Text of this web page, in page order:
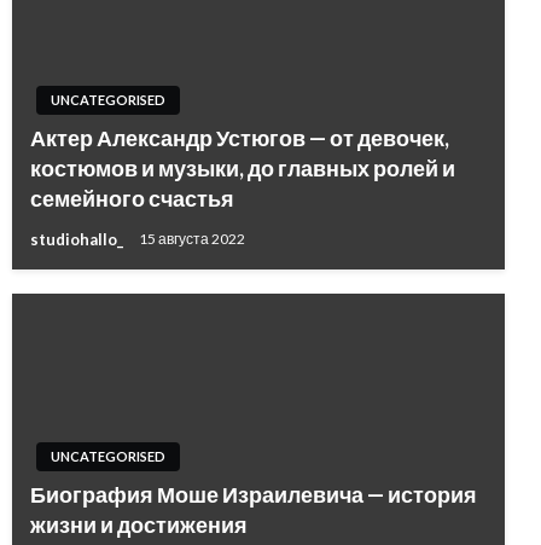
UNCATEGORISED
Актер Александр Устюгов — от девочек,
костюмов и музыки, до главных ролей и
семейного счастья
studiohallo_ 15 августа 2022
UNCATEGORISED
Биография Моше Израилевича — история
жизни и достижения